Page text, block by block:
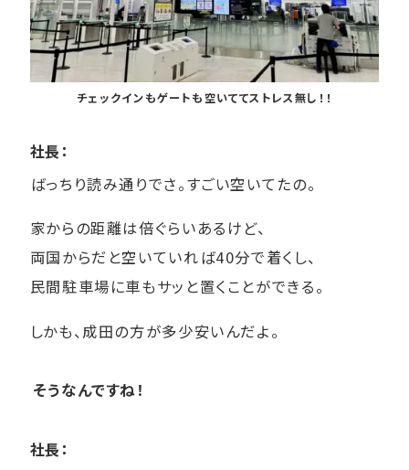
チェックインもゲートも空いててストレス無し！！
社長：
ばっちり読み通りでさ。すごい空いてたの。
家からの距離は倍ぐらいあるけど、
両国からだと空いていれば40分で着くし、
民間駐車場に車もサッと置くことができる。
しかも、成田の方が多少安いんだよ。
そうなんですね！
社長：